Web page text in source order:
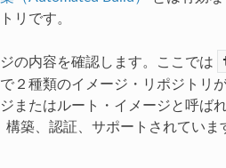
リです。
の内容を確認します。ここでは
２種類のイメージ・リポジトリ
またはルート・イメージと呼ば
構築、認証、サポートされてい